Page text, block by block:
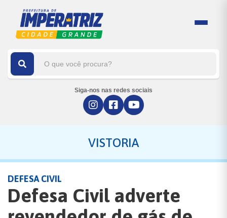
Siga-nos nas redes sociais
VISTORIA
DEFESA CIVIL
Defesa Civil adverte